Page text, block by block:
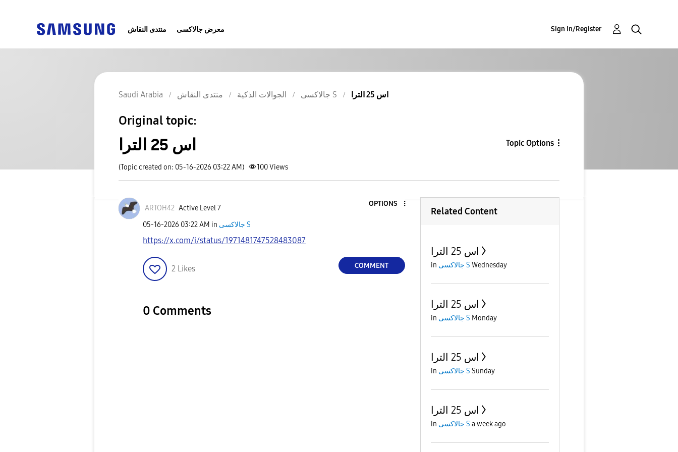
منتدى النقاش معرض جالاكسى Sign In/Register
Saudi Arabia منتدى النقاش الجوالات الذكية جالاكسى S اس 25 الترا
Original topic:
اس 25 الترا Topic Options
(Topic created on: 05-16-2026 03:22 AM) 100Views
ARTOH42 Active Level 7
OPTIONS
‎05-16-2026 03:22 AM in جالاكسى S
https://x.com/i/status/1971481747528483087
2 Likes COMMENT
0 Comments
Related Content
اس 25 الترا
in جالاكسى S Wednesday
اس 25 الترا
in جالاكسى S Monday
اس 25 الترا
in جالاكسى S Sunday
اس 25 الترا
in جالاكسى S a week ago